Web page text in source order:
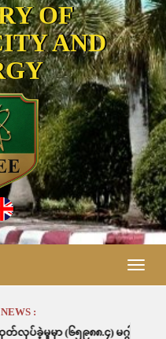
OF
AND
Toggle
:
.၄) မဂ္ဂါဝပ်နာရီဖြစ်ပါသည်။